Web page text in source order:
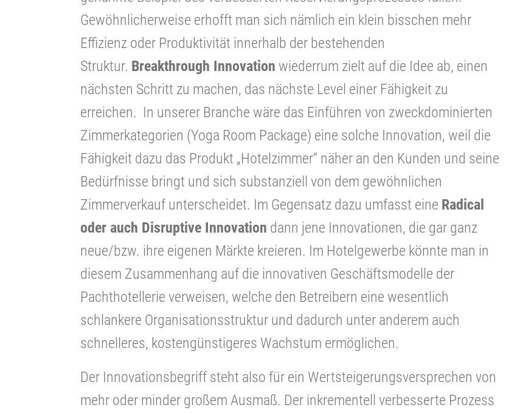
Gewöhnlicherweise erhofft man sich nämlich ein klein bisschen mehr
Effizienz oder Produktivität innerhalb der bestehenden
Struktur. Breakthrough Innovation wiederrum zielt auf die Idee ab, einen
nächsten Schritt zu machen, das nächste Level einer Fähigkeit zu
erreichen. In unserer Branche wäre das Einführen von zweckdominierten
Zimmerkategorien (Yoga Room Package) eine solche Innovation, weil die
Fähigkeit dazu das Produkt „Hotelzimmer“ näher an den Kunden und seine
Bedürfnisse bringt und sich substanziell von dem gewöhnlichen
Zimmerverkauf unterscheidet. Im Gegensatz dazu umfasst eine Radical
oder auch Disruptive Innovation dann jene Innovationen, die gar ganz
neue/bzw. ihre eigenen Märkte kreieren. Im Hotelgewerbe könnte man in
diesem Zusammenhang auf die innovativen Geschäftsmodelle der
Pachthotellerie verweisen, welche den Betreibern eine wesentlich
schlankere Organisationsstruktur und dadurch unter anderem auch
schnelleres, kostengünstigeres Wachstum ermöglichen.
Der Innovationsbegriff steht also für ein Wertsteigerungsversprechen von
mehr oder minder großem Ausmaß. Der inkrementell verbesserte Prozess